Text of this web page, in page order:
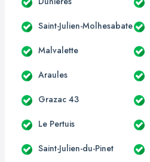
Saint-Julien-Molhesabate
Malvalette
Araules
Grazac 43
Le Pertuis
Saint-Julien-du-Pinet